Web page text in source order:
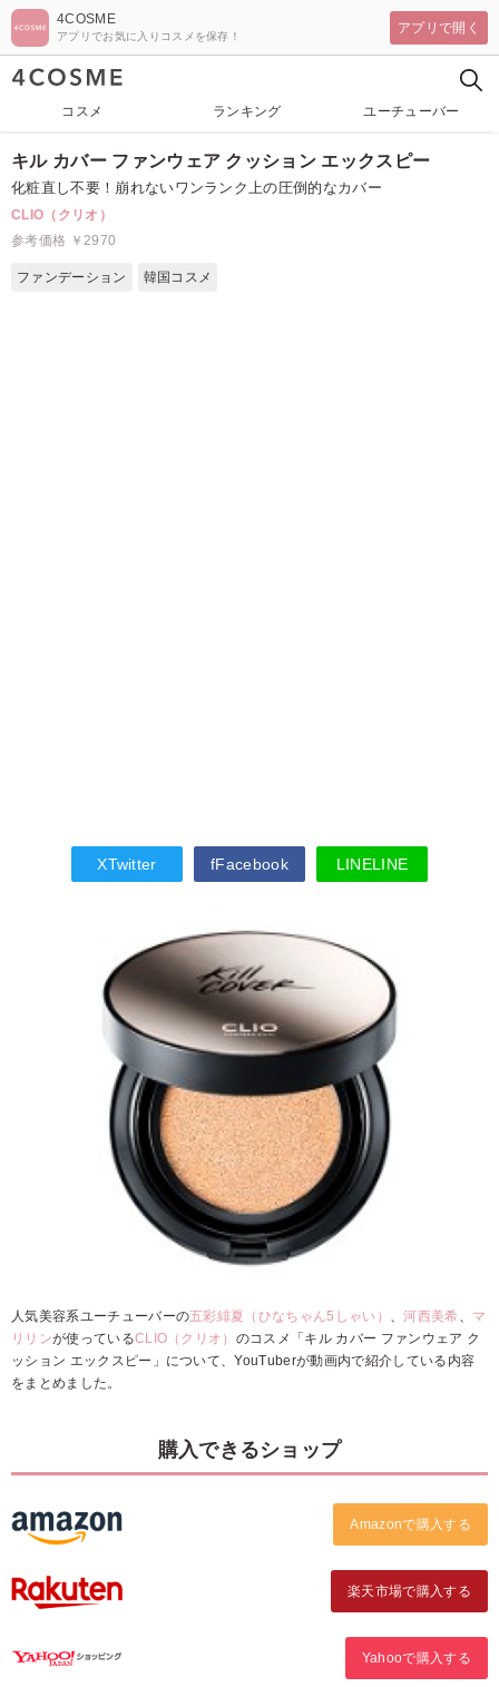
4COSME
アプリでお気に入りコスメを保存！
アプリで開く
コスメ ランキング ユーチューバー
キル カバー ファンウェア クッション エックスピー
化粧直し不要！崩れないワンランク上の圧倒的なカバー
CLIO（クリオ）
参考価格 ￥2970
ファンデーション 韓国コスメ
XTwitter fFacebook LINELINE
人気美容系ユーチューバーの五彩緋夏（ひなちゃん5しゃい） 、河西美希、 マ
リリンが使っているCLIO（クリオ） のコスメ「キル カバー ファンウェア ク
ッション エックスピー」について、YouTuberが動画内で紹介している内容
をまとめました。
購入できるショップ
Amazonで購入する
楽天市場で購入する
Yahooで購入する